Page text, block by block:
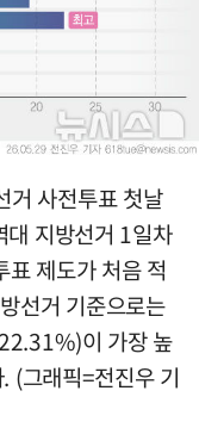
거 사전투표 첫날
지방선거 1일차
표 제도가 처음 적
선거 기준으로는
이 가장 높
(그래픽=전진우 기